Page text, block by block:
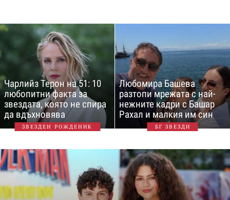
Чарлийз Терон на 51: 10
любопитни факта за
звездата, която не спира
да вдъхновява
ЗВЕЗДЕН РОЖДЕНИК
Любомира Башева
разтопи мрежата с най-
нежните кадри с Башар
Рахал и малкия им син
БГ ЗВЕЗДИ